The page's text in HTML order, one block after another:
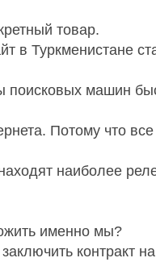
товар.
в Туркменистане
поисковых машин
Потому что
наиболее
именно мы?
контракт